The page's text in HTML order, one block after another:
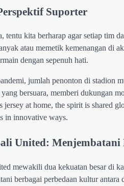
Suporter
tentu kita berharap agar setiap tim
atau memetik kemenangan di
dengan sepenuh hati.
jumlah penonton di stadion
bersuara, memberi dukungan
jersey at home, the spirit is shared
in innovative ways.
United: Menjembatani
mewakili dua kekuatan besar di
berbagai perbedaan kultur